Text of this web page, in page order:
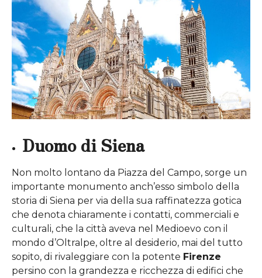
Duomo di Siena
Non molto lontano da Piazza del Campo, sorge un
importante monumento anch’esso simbolo della
storia di Siena per via della sua raffinatezza gotica
che denota chiaramente i contatti, commerciali e
culturali, che la città aveva nel Medioevo con il
mondo d’Oltralpe, oltre al desiderio, mai del tutto
sopito, di rivaleggiare con la potente Firenze
persino con la grandezza e ricchezza di edifici che